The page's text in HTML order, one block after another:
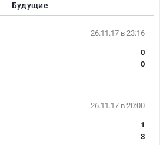
Будущие
26.11.17 в 23:16
0
0
26.11.17 в 20:00
1
3